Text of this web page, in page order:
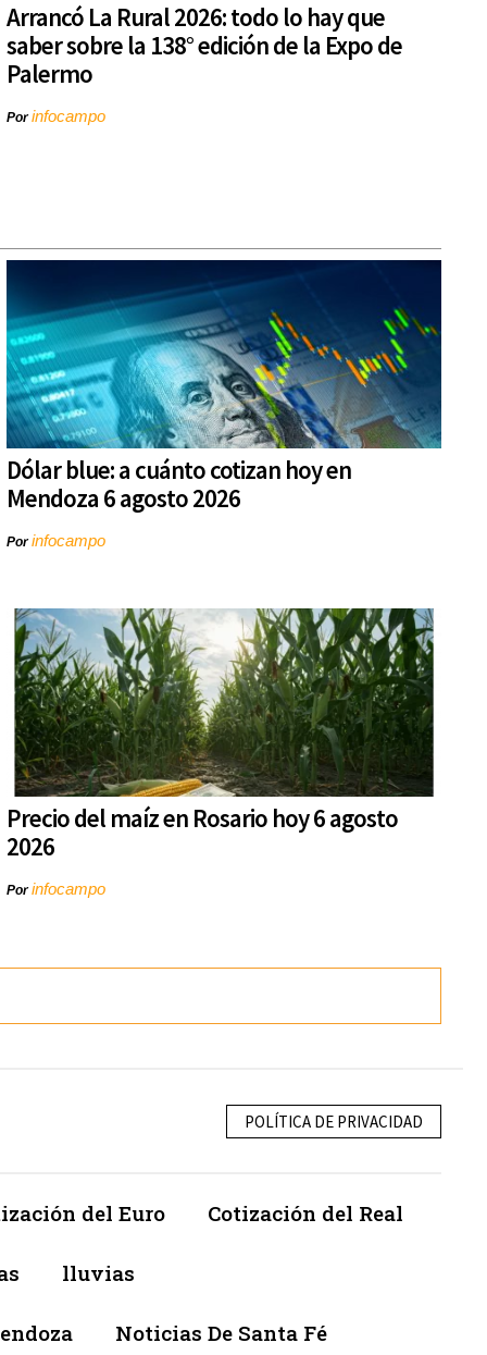
Arrancó La Rural 2026: todo lo hay que
saber sobre la 138° edición de la Expo de
Palermo
Porinfocampo
Dólar blue: a cuánto cotizan hoy en
Mendoza 6 agosto 2026
Porinfocampo
Precio del maíz en Rosario hoy 6 agosto
2026
Porinfocampo
POLÍTICA DE PRIVACIDAD
del Euro Cotización del Real
lluvias
Noticias De Santa Fé